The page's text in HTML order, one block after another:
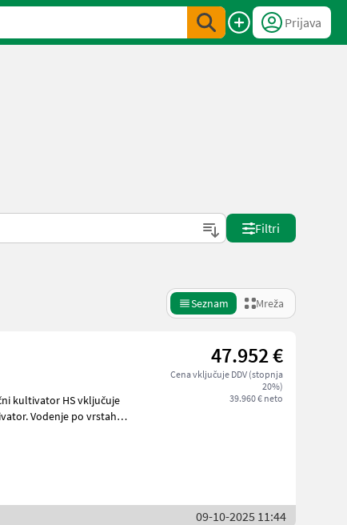
Prijava
Filtri
Seznam Mreža
47.952 €
Cena vključuje DDV (stopnja
20%)
39.960 € neto
09-10-2025 11:44